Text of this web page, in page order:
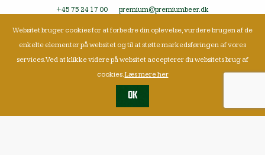
+45 75 24 17 00
premium@premiumbeer.dk
Websitet bruger cookies for at forbedre din oplevelse, vurdere brugen af de
enkelte elementer på websitet og til at støtte markedsføringen af vores
services. Ved at klikke videre på websitet accepterer du websitets brug af
cookies.Læs mere her
OK